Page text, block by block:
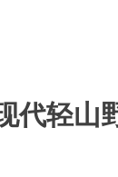
代轻山